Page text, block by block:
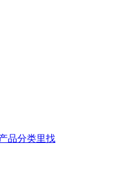
品分类里找